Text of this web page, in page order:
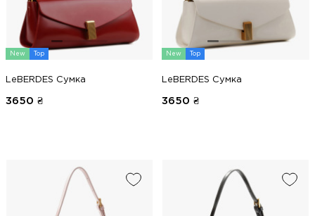
New Top
LeBERDES Сумка
3650 ₴
New Top
LeBERDES Сумка
3650 ₴